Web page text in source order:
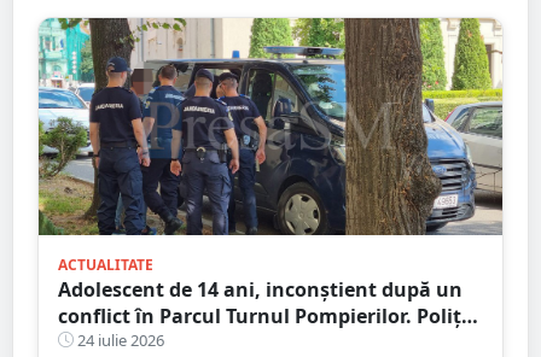
ACTUALITATE
Adolescent de 14 ani, inconștient după un
conflict în Parcul Turnul Pompierilor. Poliția
a deschis dosar penal
24 iulie 2026